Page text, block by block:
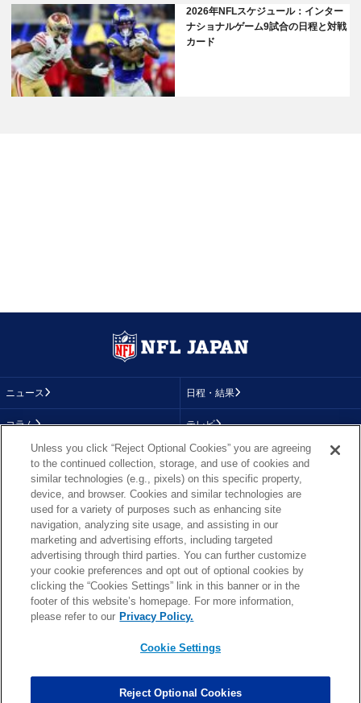
2026年NFLスケジュール：インター
ナショナルゲーム9試合の日程と対戦
カード
ニュース 日程・結果
コラム テレビ
画像
順位表
About NFL
More NFL 特集
TOP お問い合わせ FAQ
PHOTO BY AP Images / PHOTO BY Getty Images
Unless you click “Reject Optional Cookies” you are agreeing
to the continued collection, storage, and use of cookies and
similar technologies (e.g., pixels) on this specific property,
device, and browser. Cookies and similar technologies are
used for a variety of purposes such as enhancing site
navigation, analyzing site usage, and assisting in our
marketing and advertising efforts, including targeted
advertising through third parties. You can further customize
your cookie preferences and opt out of optional cookies by
clicking the “Cookies Settings” link in this banner or in the
footer of this website’s homepage. For more information,
please refer to our Privacy Policy.
Cookie Settings
Reject Optional Cookies